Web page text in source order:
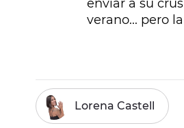
enviar a su
verano... pero
Lorena Castell